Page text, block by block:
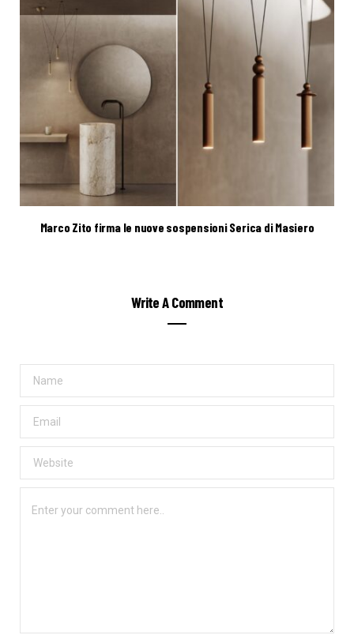
Marco Zito firma le nuove sospensioni Serica di Masiero
Write A Comment